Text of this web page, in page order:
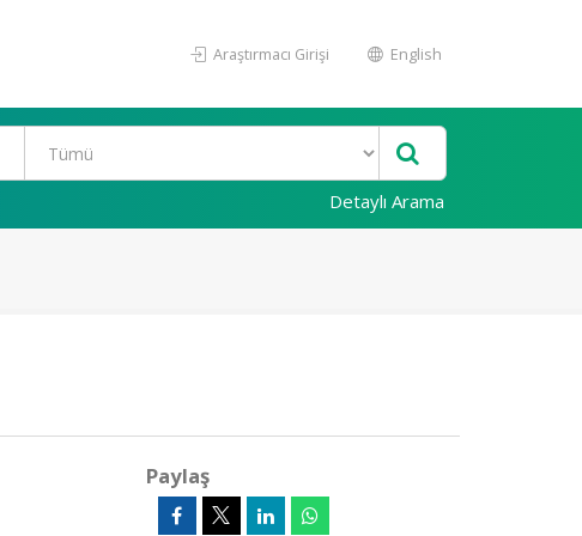
Araştırmacı Girişi English
Detaylı Arama
Paylaş